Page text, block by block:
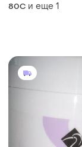
80C и еще 1